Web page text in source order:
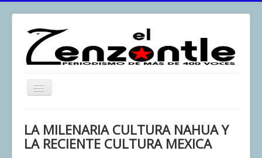
Toggle
El Zenzontle
LA MILENARIA CULTURA NAHUA Y
LA RECIENTE CULTURA MEXICA